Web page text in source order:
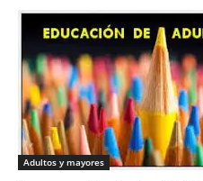
Adultos y mayores